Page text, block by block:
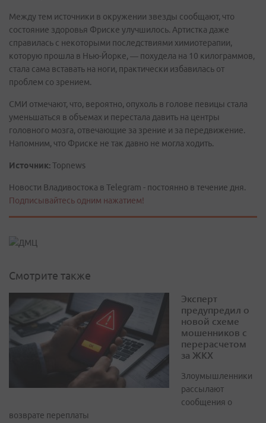
Между тем источники в окружении звезды сообщают, что
состояние здоровья Фриске улучшилось. Артистка даже
справилась с некоторыми последствиями химиотерапии,
которую прошла в Нью-Йорке, — похудела на 10 килограммов,
стала сама вставать на ноги, практически избавилась от
проблем со зрением.
СМИ отмечают, что, вероятно, опухоль в голове певицы стала
уменьшаться в объемах и перестала давить на центры
головного мозга, отвечающие за зрение и за передвижение.
Напомним, что Фриске не так давно не могла ходить.
Источник:Topnews
Новости Владивостока в Telegram - постоянно в течение дня.
Подписывайтесь одним нажатием!
Смотрите также
Эксперт
предупредил о
новой схеме
мошенников с
перерасчетом
за ЖКХ
Злоумышленники
рассылают
сообщения о
возврате переплаты